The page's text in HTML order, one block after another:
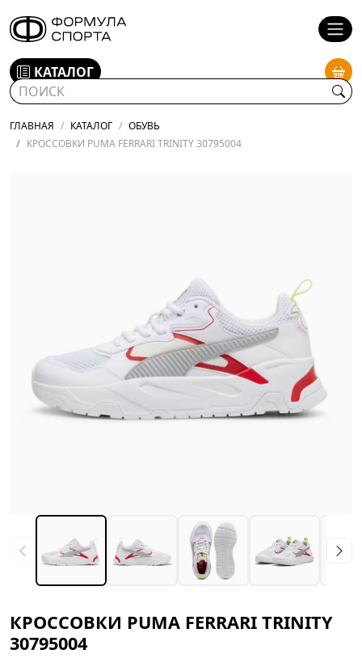
КАТАЛОГ
ГЛАВНАЯ КАТАЛОГ
ОБУВЬ
КРОССОВКИ PUMA FERRARI TRINITY 30795004
КРОССОВКИ PUMA FERRARI TRINITY
30795004